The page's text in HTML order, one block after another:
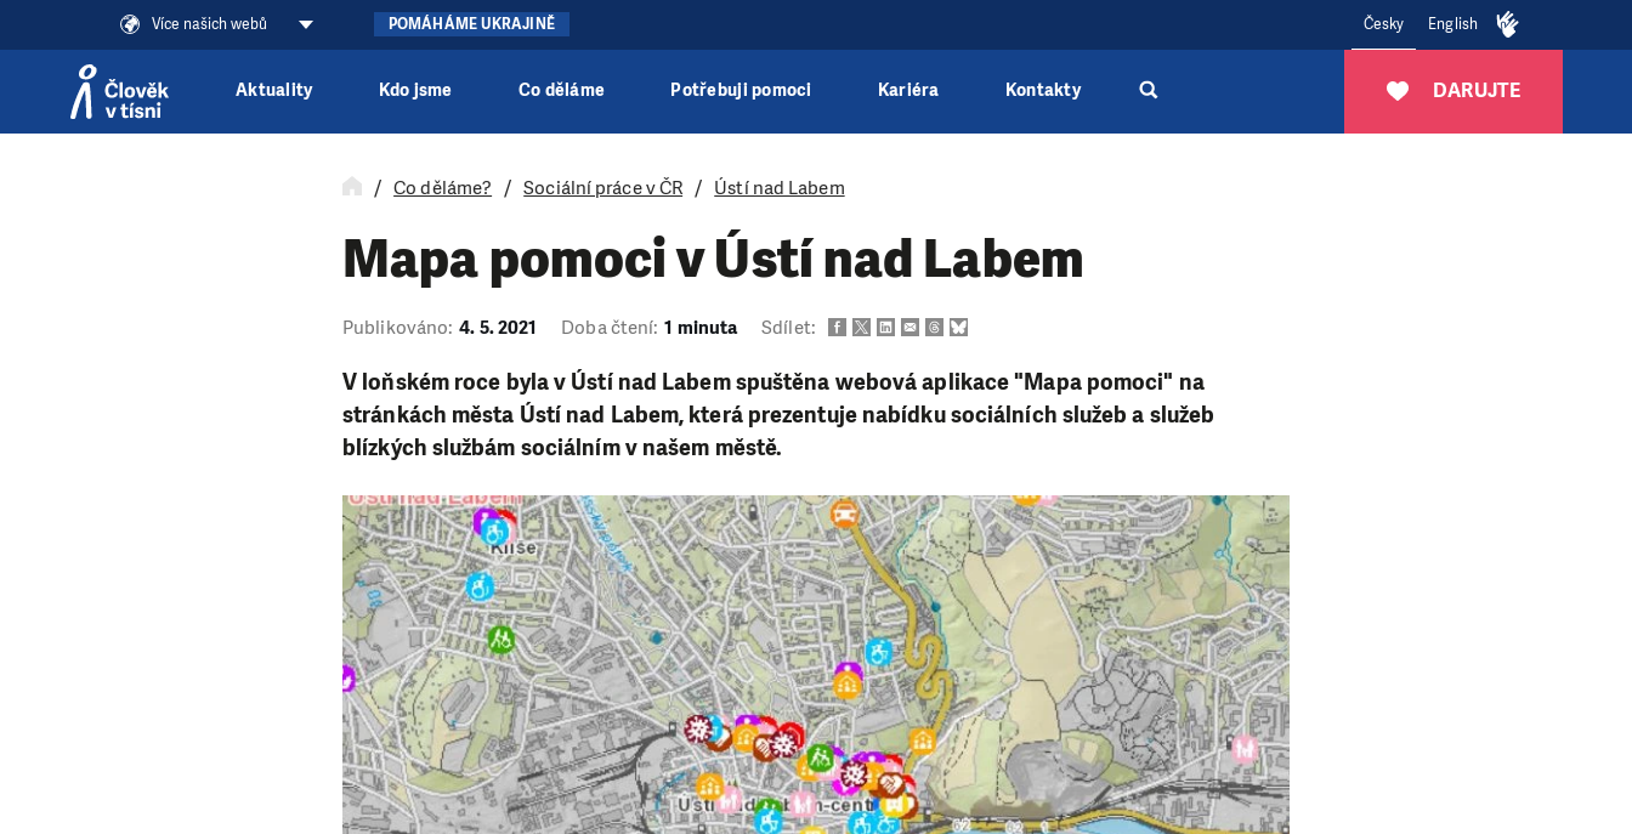
Více našich webů POMÁHÁME UKRAJINĚ Česky English
DARUJTE
Aktuality Kdo jsme Co děláme Potřebuji pomoci Kariéra Kontakty
Co děláme? Sociální práce v ČR Ústí nad Labem
Mapa pomoci v Ústí nad Labem
Publikováno: 4. 5. 2021 Doba čtení: 1 minuta Sdílet:
V loňském roce byla v Ústí nad Labem spuštěna webová aplikace "Mapa pomoci" na
stránkách města Ústí nad Labem, která prezentuje nabídku sociálních služeb a služeb
blízkých službám sociálním v našem městě.